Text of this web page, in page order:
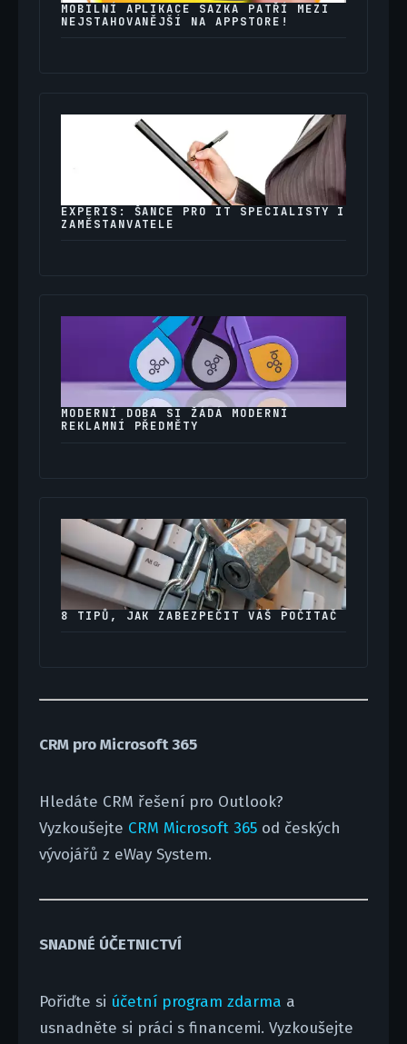
MOBILNÍ APLIKACE SAZKA PATŘÍ MEZI
NEJSTAHOVANĚJŠÍ NA APPSTORE!
EXPERIS: ŠANCE PRO IT SPECIALISTY I
ZAMĚSTANVATELE
MODERNÍ DOBA SI ŽÁDÁ MODERNÍ
REKLAMNÍ PŘEDMĚTY
8 TIPŮ, JAK ZABEZPEČIT VÁŠ POČÍTAČ
CRM pro Microsoft 365
Hledáte CRM řešení pro Outlook?
Vyzkoušejte CRM Microsoft 365od českých
vývojářů z eWay System.
SNADNÉ ÚČETNICTVÍ
Pořiďte si účetní program zdarma a
usnadněte si práci s financemi. Vyzkoušejte